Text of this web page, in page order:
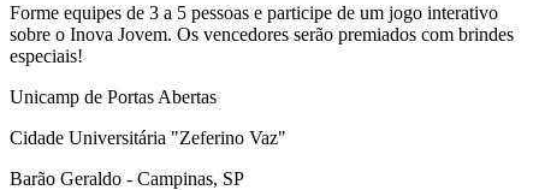
Forme equipes de 3 a 5 pessoas e participe de um jogo interativo
sobre o Inova Jovem. Os vencedores serão premiados com brindes
especiais!
Unicamp de Portas Abertas
Cidade Universitária "Zeferino Vaz"
Barão Geraldo - Campinas, SP